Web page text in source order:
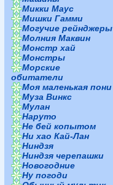
Микки Маус
Мишки Гамми
Могучие рейнджеры
Молния Маквин
Монстр хай
Монстры
Морские
обитатели
Моя маленькая пони
Муза Винкс
Мулан
Наруто
Не бей копытом
Ни хао Кай-Лан
Ниндзя
Ниндзя черепашки
Новогодние
Ну погоди